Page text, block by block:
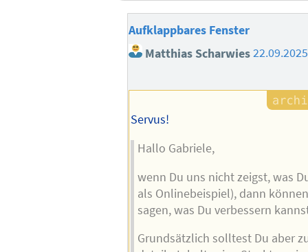
Aufklappbares Fenster
Matthias Scharwies
Servus!
Hallo Gabriele,
wenn Du uns nicht zeigst, was
als Onlinebeispiel), dann
sagen, was Du verbessern
Grundsätzlich solltest Du aber